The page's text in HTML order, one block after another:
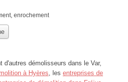
, enrochement
d'autres démolisseurs dans le Var,
à Hyères , les entreprises de